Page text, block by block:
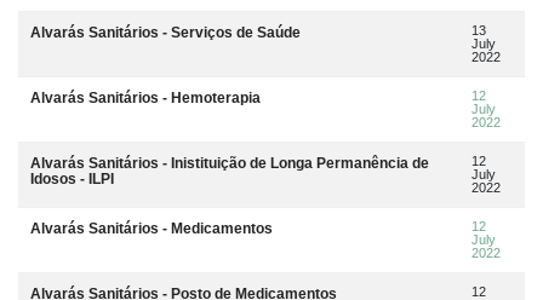
Alvarás Sanitários - Serviços de Saúde
13
July
2022
Alvarás Sanitários - Hemoterapia
12
July
2022
Alvarás Sanitários - Inistituição de Longa Permanência de
Idosos - ILPI
12
July
2022
Alvarás Sanitários - Medicamentos
12
July
2022
Alvarás Sanitários - Posto de Medicamentos
12